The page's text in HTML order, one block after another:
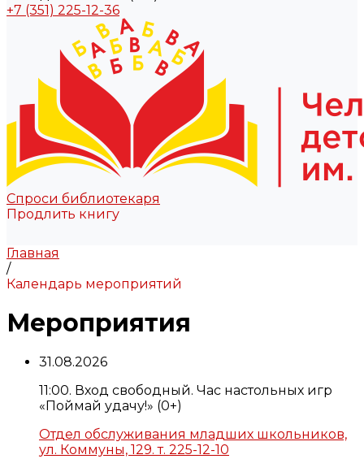
+7 (351) 225-12-36
Спроси библиотекаря
Продлить книгу
Главная
/
Календарь мероприятий
Мероприятия
31.08.2026
11:00. Вход свободный. Час настольных игр
«Поймай удачу!» (0+)
Отдел обслуживания младших школьников,
ул. Коммуны, 129. т. 225-12-10